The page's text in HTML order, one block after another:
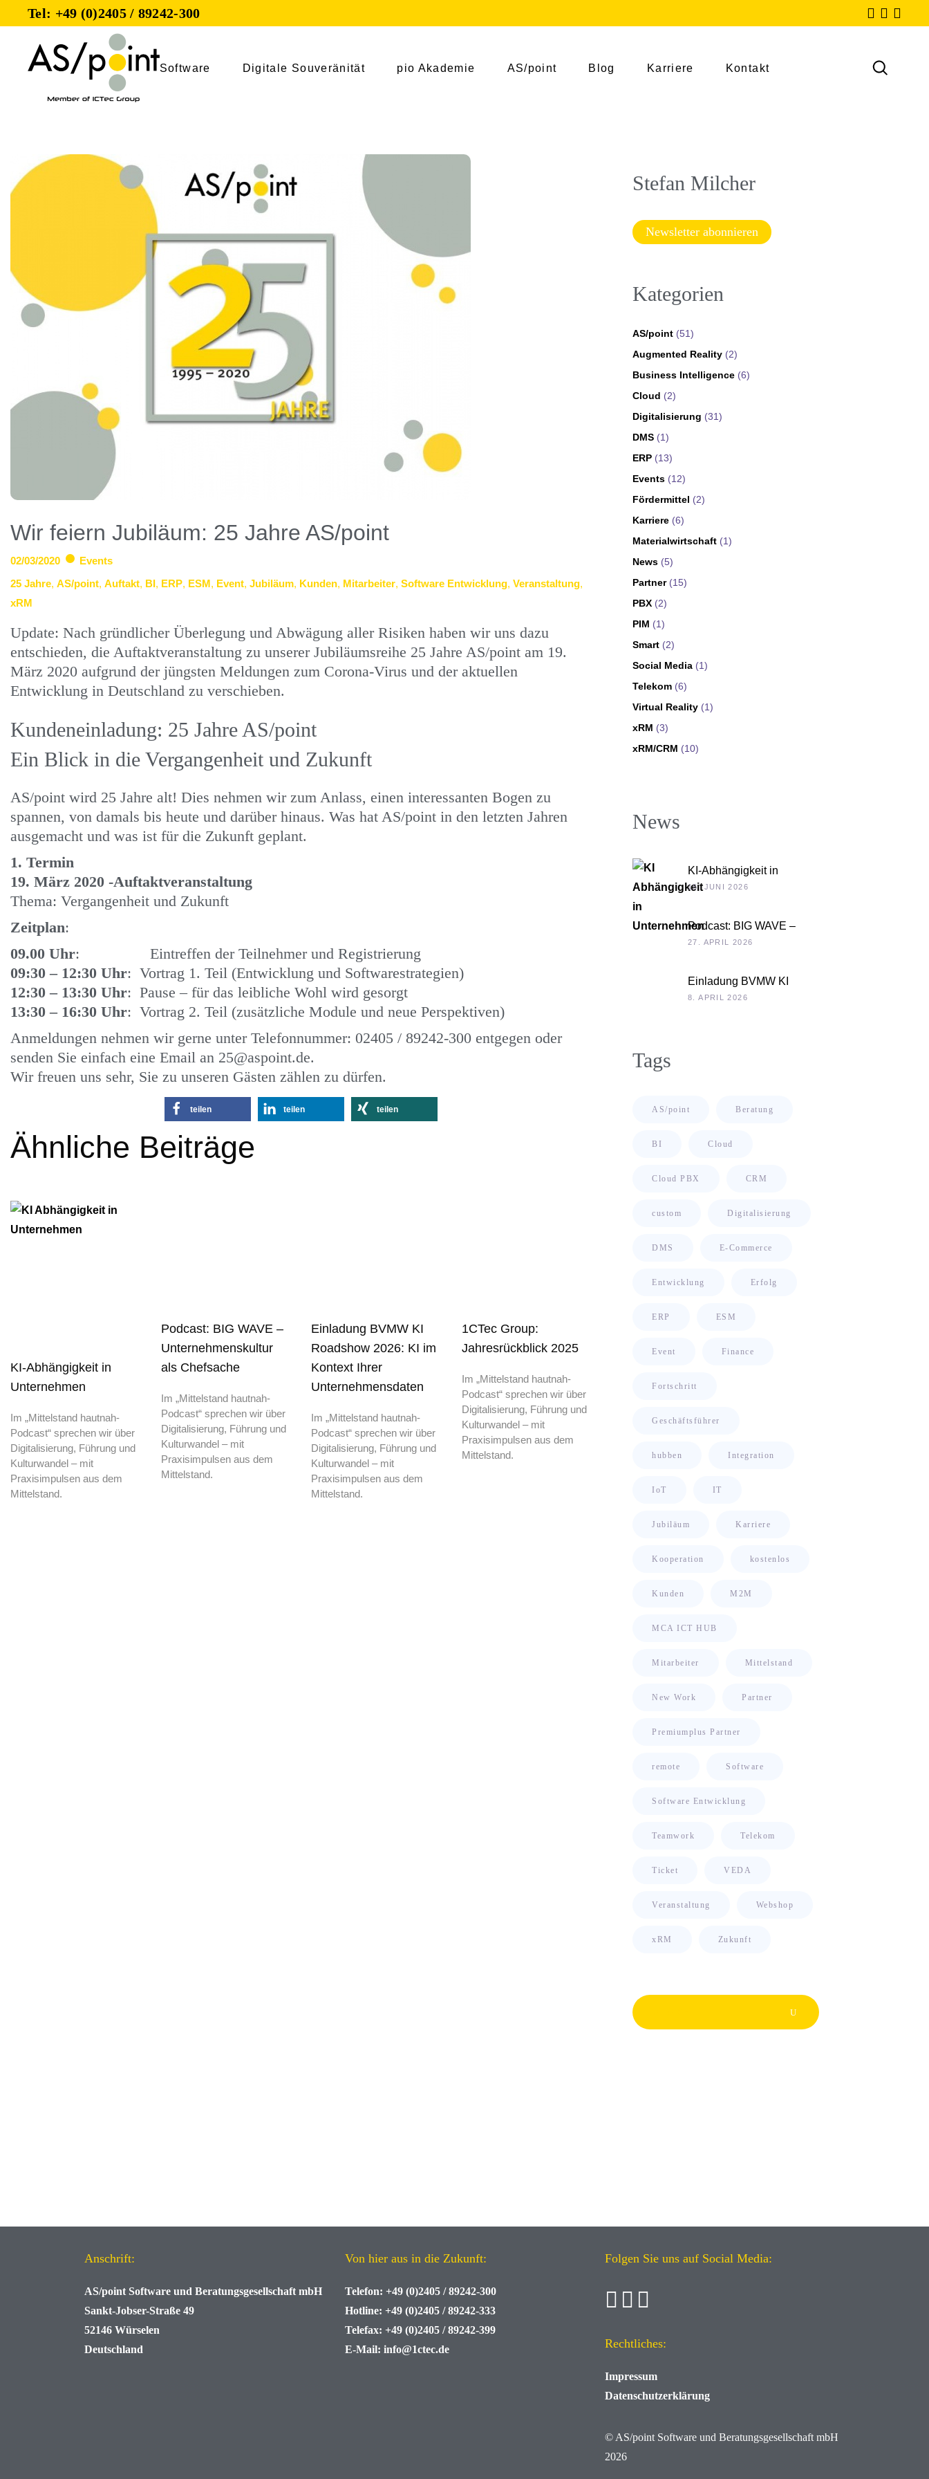
Tel: +49 (0)2405 / 89242-300
Software Digitale Souveränität pio Akademie AS/point Blog Karriere Kontakt
Wir feiern Jubiläum: 25 Jahre AS/point
02/03/2020
Events
25 Jahre, AS/point, Auftakt, BI, ERP, ESM, Event, Jubiläum, Kunden, Mitarbeiter, Software Entwicklung, Veranstaltung,
xRM
Update: Nach gründlicher Überlegung und Abwägung aller Risiken haben wir uns dazu
entschieden, die Auftaktveranstaltung zu unserer Jubiläumsreihe 25 Jahre AS/point am 19.
März 2020 aufgrund der jüngsten Meldungen zum Corona-Virus und der aktuellen
Entwicklung in Deutschland zu verschieben.
Kundeneinladung: 25 Jahre AS/point
Ein Blick in die Vergangenheit und Zukunft
AS/point wird 25 Jahre alt! Dies nehmen wir zum Anlass, einen interessanten Bogen zu
spannen, von damals bis heute und darüber hinaus. Was hat AS/point in den letzten Jahren
ausgemacht und was ist für die Zukunft geplant.
1. Termin
19. März 2020 -Auftaktveranstaltung
Thema: Vergangenheit und Zukunft
Zeitplan:
09.00 Uhr: Eintreffen der Teilnehmer und Registrierung
09:30 – 12:30 Uhr: Vortrag 1. Teil (Entwicklung und Softwarestrategien)
12:30 – 13:30 Uhr: Pause – für das leibliche Wohl wird gesorgt
13:30 – 16:30 Uhr: Vortrag 2. Teil (zusätzliche Module und neue Perspektiven)
Anmeldungen nehmen wir gerne unter Telefonnummer: 02405 / 89242-300 entgegen oder
senden Sie einfach eine Email an 25@aspoint.de.
Wir freuen uns sehr, Sie zu unseren Gästen zählen zu dürfen.
teilen teilen teilen
Ähnliche Beiträge
KI-Abhängigkeit in
Unternehmen
Im „Mittelstand hautnah-
Podcast“ sprechen wir über
Digitalisierung, Führung und
Kulturwandel – mit
Praxisimpulsen aus dem
Mittelstand.
Podcast: BIG WAVE –
Unternehmenskultur
als Chefsache
Im „Mittelstand hautnah-
Podcast“ sprechen wir über
Digitalisierung, Führung und
Kulturwandel – mit
Praxisimpulsen aus dem
Mittelstand.
Einladung BVMW KI
Roadshow 2026: KI im
Kontext Ihrer
Unternehmensdaten
Im „Mittelstand hautnah-
Podcast“ sprechen wir über
Digitalisierung, Führung und
Kulturwandel – mit
Praxisimpulsen aus dem
Mittelstand.
1CTec Group:
Jahresrückblick 2025
Im „Mittelstand hautnah-
Podcast“ sprechen wir über
Digitalisierung, Führung und
Kulturwandel – mit
Praxisimpulsen aus dem
Mittelstand.
Stefan Milcher
Newsletter abonnieren
Kategorien
AS/point (51)
Augmented Reality (2)
Business Intelligence (6)
Cloud (2)
Digitalisierung (31)
DMS (1)
ERP (13)
Events (12)
Fördermittel (2)
Karriere (6)
Materialwirtschaft (1)
News (5)
Partner(15)
PBX (2)
PIM (1)
Smart (2)
Social Media (1)
Telekom (6)
Virtual Reality (1)
xRM (3)
xRM/CRM (10)
News
KI-Abhängigkeit in
Unternehmen
15. JUNI 2026
Podcast: BIG WAVE –
Unternehmenskultur als
27. APRIL 2026
Einladung BVMW KI
Roadshow 2026: KI im
8. APRIL 2026
Tags
AS/point Beratung
BI Cloud
Cloud PBX CRM
custom Digitalisierung
DMS E-Commerce
Entwicklung Erfolg
ERP ESM
Event Finance
Fortschritt
Geschäftsführer
hubben Integration
IoT IT
Jubiläum Karriere
Kooperation kostenlos
Kunden M2M
MCA ICT HUB
Mitarbeiter Mittelstand
New Work Partner
Premiumplus Partner
remote Software
Software Entwicklung
Teamwork Telekom
Ticket VEDA
Veranstaltung Webshop
xRM Zukunft
Anschrift:
AS/point Software und Beratungsgesellschaft mbH
Sankt-Jobser-Straße 49
52146 Würselen
Deutschland
Von hier aus in die Zukunft:
Telefon: +49 (0)2405 / 89242-300
Hotline: +49 (0)2405 / 89242-333
Telefax: +49 (0)2405 / 89242-399
E-Mail: info@1ctec.de
Folgen Sie uns auf Social Media:
Rechtliches:
Impressum
Datenschutzerklärung
© AS/point Software und Beratungsgesellschaft mbH
2026